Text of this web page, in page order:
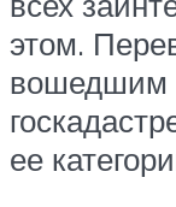
этом.
вошедшим
ее